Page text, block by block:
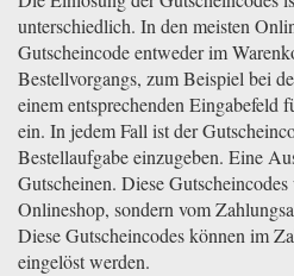
unterschiedlich. In den meisten
Gutscheincode entweder im
Bestellvorgangs, zum Beispiel bei
einem entsprechenden Eingabefeld
ein. In jedem Fall ist der
Bestellaufgabe einzugeben. Eine
Gutscheinen. Diese
Onlineshop, sondern vom
Diese Gutscheincodes können im
eingelöst werden.